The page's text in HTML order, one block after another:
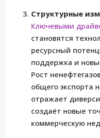
Структурные
Ключевыми
становятся
ресурсный
поддержка и
Рост
общего экспорта
отражает
создаёт новые
коммерческую